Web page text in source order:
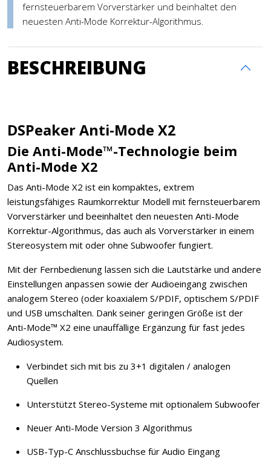
fernsteuerbarem Vorverstärker und beinhaltet den
neuesten Anti-Mode Korrektur-Algorithmus.
BESCHREIBUNG
DSPeaker Anti-Mode X2
Die Anti-Mode™-Technologie beim
Anti-Mode X2
Das Anti-Mode X2 ist ein kompaktes, extrem
leistungsfähiges Raumkorrektur Modell mit fernsteuerbarem
Vorverstärker und beeinhaltet den neuesten Anti-Mode
Korrektur-Algorithmus, das auch als Vorverstärker in einem
Stereosystem mit oder ohne Subwoofer fungiert.
Mit der Fernbedienung lassen sich die Lautstärke und andere
Einstellungen anpassen sowie der Audioeingang zwischen
analogem Stereo (oder koaxialem S/PDIF, optischem S/PDIF
und USB umschalten. Dank seiner geringen Größe ist der
Anti-Mode™ X2 eine unauffällige Ergänzung für fast jedes
Audiosystem.
Verbindet sich mit bis zu 3+1 digitalen / analogen
Quellen
Unterstützt Stereo-Systeme mit optionalem Subwoofer
Neuer Anti-Mode Version 3 Algorithmus
USB-Typ-C Anschlussbuchse für Audio Eingang